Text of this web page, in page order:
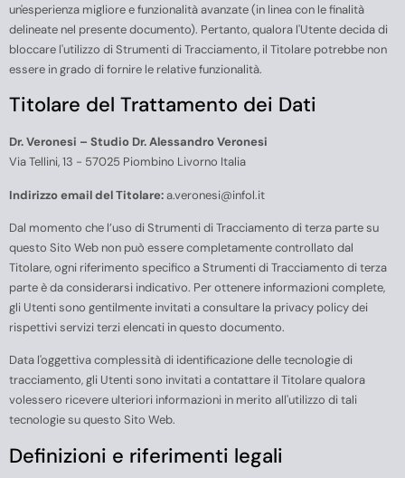
un'esperienza migliore e funzionalità avanzate (in linea con le finalità
delineate nel presente documento). Pertanto, qualora l'Utente decida di
bloccare l'utilizzo di Strumenti di Tracciamento, il Titolare potrebbe non
essere in grado di fornire le relative funzionalità.
Titolare del Trattamento dei Dati
Dr. Veronesi – Studio Dr. Alessandro Veronesi
Via Tellini, 13 - 57025 Piombino Livorno Italia
Indirizzo email del Titolare:a.veronesi@infol.it
Dal momento che l’uso di Strumenti di Tracciamento di terza parte su
questo Sito Web non può essere completamente controllato dal
Titolare, ogni riferimento specifico a Strumenti di Tracciamento di terza
parte è da considerarsi indicativo. Per ottenere informazioni complete,
gli Utenti sono gentilmente invitati a consultare la privacy policy dei
rispettivi servizi terzi elencati in questo documento.
Data l'oggettiva complessità di identificazione delle tecnologie di
tracciamento, gli Utenti sono invitati a contattare il Titolare qualora
volessero ricevere ulteriori informazioni in merito all'utilizzo di tali
tecnologie su questo Sito Web.
Definizioni e riferimenti legali